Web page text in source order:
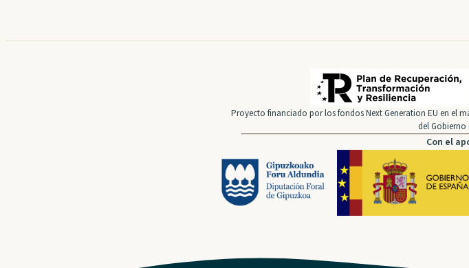
Proyecto financiado por los fondos Next Generation EU en el
del Gobierno
Con el